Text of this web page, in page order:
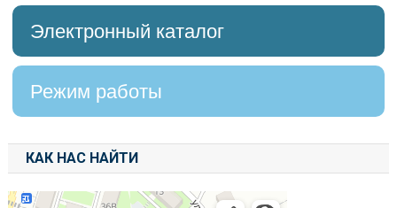
Электронный каталог
Режим работы
КАК НАС НАЙТИ